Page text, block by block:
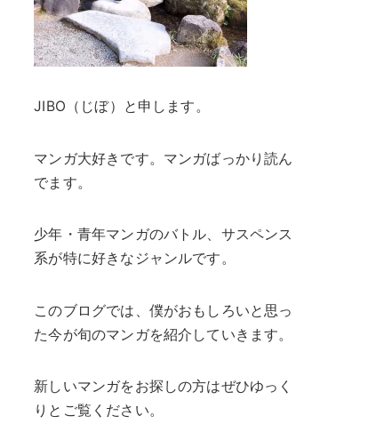
JIBO（じぼ）と申します。
マンガ大好きです。マンガばっかり読ん
でます。
少年・青年マンガのバトル、サスペンス
系が特に好きなジャンルです。
このブログでは、僕がおもしろいと思っ
た今が旬のマンガを紹介していきます。
新しいマンガをお探しの方はぜひゆっく
りとご覧ください。